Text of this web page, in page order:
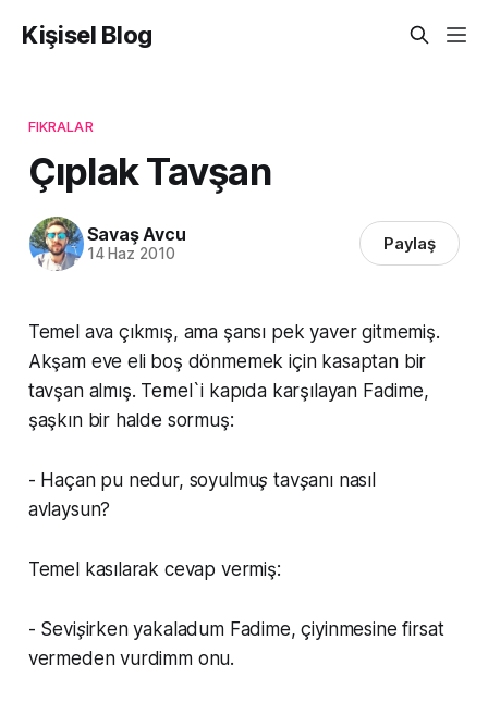
Kişisel Blog
FIKRALAR
Çıplak Tavşan
Savaş Avcu
14 Haz 2010 Paylaş
Temel ava çıkmış, ama şansı pek yaver gitmemiş.
Akşam eve eli boş dönmemek için kasaptan bir
tavşan almış. Temel`i kapıda karşılayan Fadime,
şaşkın bir halde sormuş:
- Haçan pu nedur, soyulmuş tavşanı nasıl
avlaysun?
Temel kasılarak cevap vermiş:
- Sevişirken yakaladum Fadime, çiyinmesine firsat
vermeden vurdimm onu.